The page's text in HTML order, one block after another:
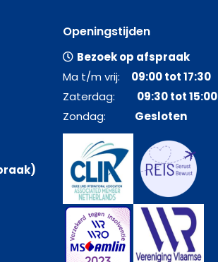
Openingstijden
Bezoek op afspraak
Ma t/m vrij: 09:00 tot 17:30
Zaterdag: 09:30 tot 15:00
Zondag: Gesloten